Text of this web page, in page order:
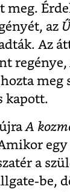
meg.
az
Az
regénye,
hozta meg
kapott.
A
egy
a
be,